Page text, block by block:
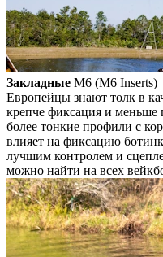
Закладные M6 (M6 Inserts)
Европейцы знают толк в
крепче фиксация и меньше
более тонкие профили с
влияет на фиксацию
лучшим контролем и
можно найти на всех